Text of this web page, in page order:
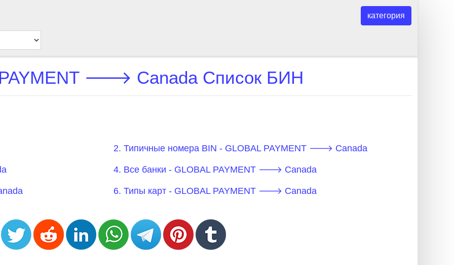
категория
PAYMENT 🡒 Canada Список БИН
2. Типичные номера BIN - GLOBAL PAYMENT 🡒 Canada
4. Все банки - GLOBAL PAYMENT 🡒 Canada
6. Типы карт - GLOBAL PAYMENT 🡒 Canada